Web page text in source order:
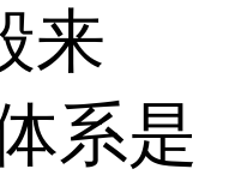
来
系是